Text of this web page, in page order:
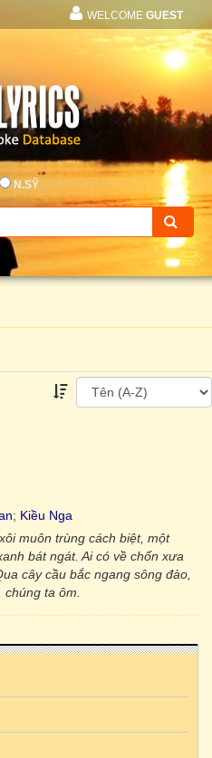
WELCOME GUEST
N.SỸ
; Kiều Nga
muôn trùng cách biệt, một
bát ngát. Ai có về chốn xưa
cây cầu bắc ngang sông đào,
ta ôm.